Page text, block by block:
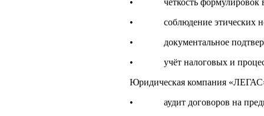
• соблюдение этических
• документальное
• учёт налоговых и
Юридическая компания
• аудит договоров на